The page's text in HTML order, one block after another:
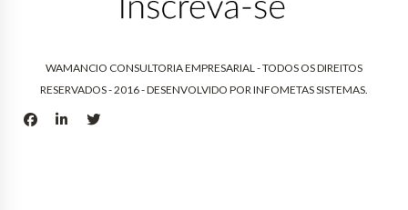
WAMANCIO CONSULTORIA EMPRESARIAL - TODOS OS DIREITOS
RESERVADOS - 2016 - DESENVOLVIDO PORINFOMETAS SISTEMAS.